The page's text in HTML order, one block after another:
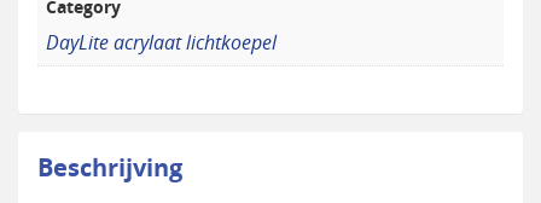
Category
DayLite acrylaat lichtkoepel
Beschrijving